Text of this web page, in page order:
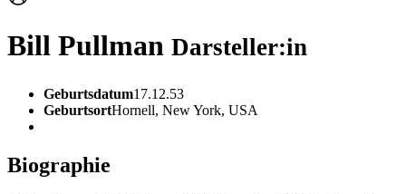
Bill Pullman Darsteller:in
Geburtsdatum17.12.53
GeburtsortHornell, New York, USA
Biographie